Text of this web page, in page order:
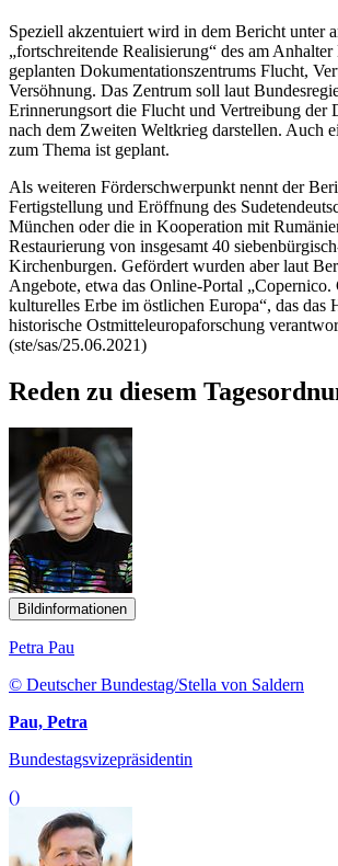
Speziell akzentuiert wird in dem Bericht unter
„fortschreitende Realisierung“ des am
geplanten Dokumentationszentrums Flucht,
Versöhnung. Das Zentrum soll laut
Erinnerungsort die Flucht und Vertreibung der
nach dem Zweiten Weltkrieg darstellen. Auch
zum Thema ist geplant.
Als weiteren Förderschwerpunkt nennt der
Fertigstellung und Eröffnung des
München oder die in Kooperation mit
Restaurierung von insgesamt 40
Kirchenburgen. Gefördert wurden aber laut
Angebote, etwa das Online-Portal „Copernico.
kulturelles Erbe im östlichen Europa“, das das
historische Ostmitteleuropaforschung
(ste/sas/25.06.2021)
Reden zu diesem
Bildinformationen
Petra Pau
© Deutscher Bundestag/Stella von Saldern
Pau, Petra
Bundestagsvizepräsidentin
()